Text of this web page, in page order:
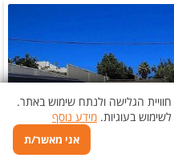
הגלישה ולנתח שימוש באתר.
בעוגיות. מידע נוסף
אני מאשר/ת